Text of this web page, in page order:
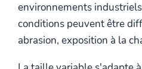
environnements
conditions peuvent être
abrasion, exposition à la